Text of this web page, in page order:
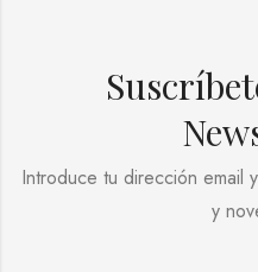
Introduce tu dirección email
y